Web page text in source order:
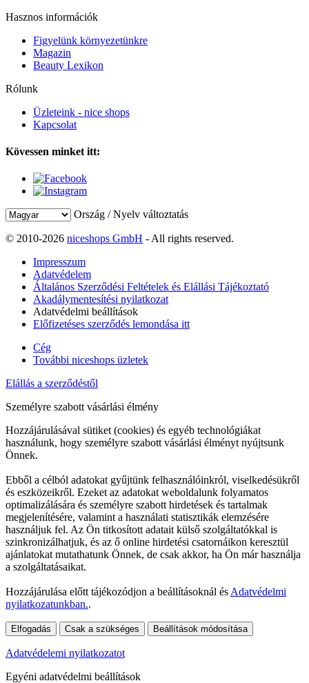
Hasznos információk
Figyelünk környezetünkre
Magazin
Beauty Lexikon
Rólunk
Üzleteink - nice shops
Kapcsolat
Kövessen minket itt:
Ország / Nyelv változtatás
© 2010-2026 niceshops GmbH - All rights reserved.
Impresszum
Adatvédelem
Általános Szerződési Feltételek és Elállási Tájékoztató
Akadálymentesítési nyilatkozat
Adatvédelmi beállítások
Előfizetéses szerződés lemondása itt
Cég
További niceshops üzletek
Elállás a szerződéstől
Személyre szabott vásárlási élmény
Hozzájárulásával sütiket (cookies) és egyéb technológiákat
használunk, hogy személyre szabott vásárlási élményt nyújtsunk
Önnek.
Ebből a célból adatokat gyűjtünk felhasználóinkról, viselkedésükről
és eszközeikről. Ezeket az adatokat weboldalunk folyamatos
optimalizálására és személyre szabott hirdetések és tartalmak
megjelenítésére, valamint a használati statisztikák elemzésére
használjuk fel. Az Ön titkosított adatait külső szolgáltatókkal is
szinkronizálhatjuk, és az ő online hirdetési csatornáikon keresztül
ajánlatokat mutathatunk Önnek, de csak akkor, ha Ön már használja
a szolgáltatásaikat.
Hozzájárulása előtt tájékozódjon a beállításoknál és Adatvédelmi
nyilatkozatunkban..
Elfogadás Csak a szükséges Beállítások módosítása
Adatvédelemi nyilatkozatot
Egyéni adatvédelmi beállítások